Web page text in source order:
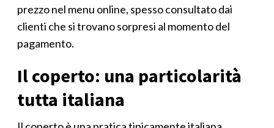
prezzo nel menu online, spesso consultato dai
clienti che si trovano sorpresi al momento del
pagamento.
Il coperto: una particolarità
tutta italiana